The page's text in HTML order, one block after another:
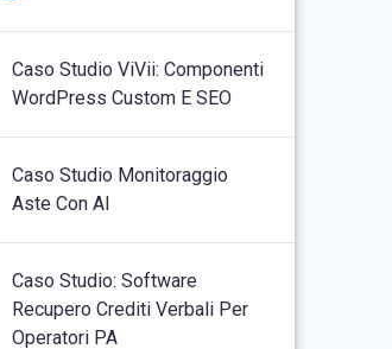
Caso Studio ViVii: Componenti
WordPress Custom E SEO
Caso Studio Monitoraggio
Aste Con AI
Caso Studio: Software
Recupero Crediti Verbali Per
Operatori PA